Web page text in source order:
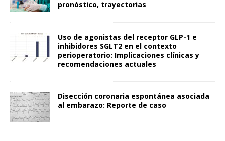
pronóstico, trayectorias
Uso de agonistas del receptor GLP-1 e
inhibidores SGLT2 en el contexto
perioperatorio: Implicaciones clínicas y
recomendaciones actuales
Disección coronaria espontánea asociada
al embarazo: Reporte de caso